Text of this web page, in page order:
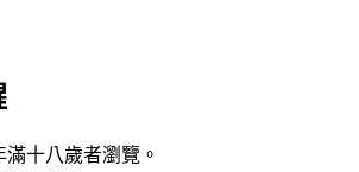
十八歲者瀏覽。